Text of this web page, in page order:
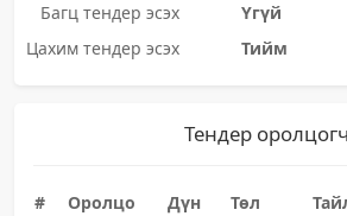
Багц тендер эсэх
Үгүй
Цахим тендер эсэх
Тийм
Тендер оролцогч
#
Оролцо
Дүн
Төл